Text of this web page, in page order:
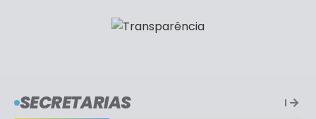
SECRETARIAS